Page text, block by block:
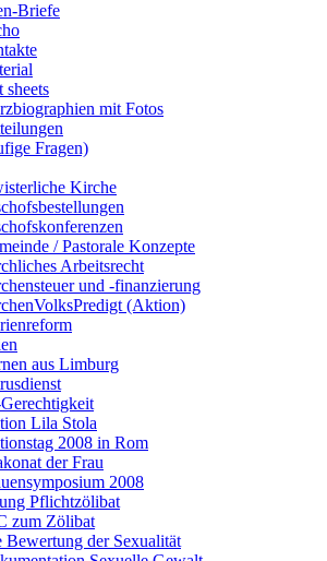
Briefe
sheets
mit Fotos
Fragen)
Kirche
/ Pastorale Konzepte
Arbeitsrecht
und -finanzierung
(Aktion)
aus Limburg
Lila Stola
2008 in Rom
der Frau
2008
Pflichtzölibat
zum Zölibat
Bewertung der Sexualität